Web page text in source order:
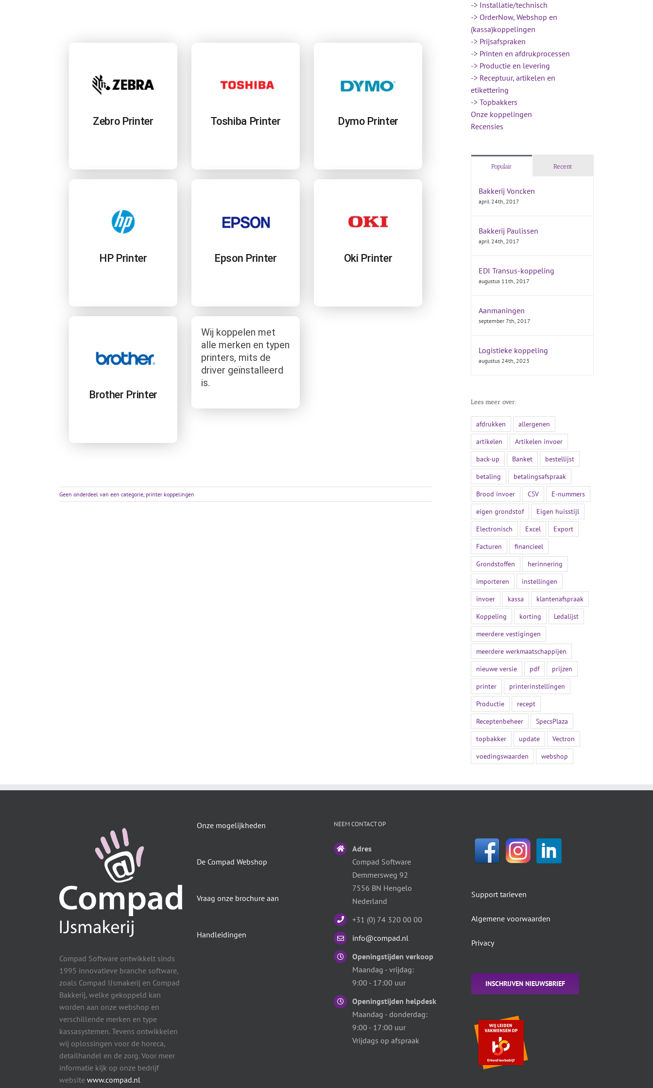
Zebro Printer Toshiba Printer Dymo Printer
HP Printer Epson Printer Oki Printer
Brother Printer
Wij koppelen met
alle merken en typen
printers, mits de
driver geïnstalleerd
is.
Geen onderdeel van een categorie, printer koppelingen
-> Installatie/technisch
-> OrderNow, Webshop en
(kassa)koppelingen
-> Prijsafspraken
-> Printen en afdrukprocessen
-> Productie en levering
-> Receptuur, artikelen en
etikettering
-> Topbakkers
Onze koppelingen
Recensies
Populair Recent
Bakkerij Voncken
april 24th, 2017
Bakkerij Paulissen
april 24th, 2017
EDI Transus-koppeling
augustus 11th, 2017
Aanmaningen
september 7th, 2017
Logistieke koppeling
augustus 24th, 2023
Lees meer over:
afdrukken
allergenen
artikelen
Artikelen invoer
back-up
Banket
bestellijst
betaling
betalingsafspraak
Brood invoer
CSV
E-nummers
eigen grondstof
Eigen huisstijl
Electronisch
Excel
Export
Facturen
financieel
Grondstoffen
herinnering
importeren
instellingen
invoer
kassa
klantenafspraak
Koppeling
korting
Ledalijst
meerdere vestigingen
meerdere werkmaatschappijen
nieuwe versie
pdf
prijzen
printer
printerinstellingen
Productie
recept
Receptenbeheer
SpecsPlaza
topbakker
update
Vectron
voedingswaarden
webshop
Compad Software ontwikkelt sinds
1995 innovatieve branche software,
zoals Compad IJsmakerij en Compad
Bakkerij, welke gekoppeld kan
worden aan onze webshop en
verschillende merken en type
kassasystemen. Tevens ontwikkelen
wij oplossingen voor de horeca,
detailhandel en de zorg. Voor meer
informatie kijk op onze bedrijf
website www.compad.nl
Onze mogelijkheden
De Compad Webshop
Vraag onze brochure aan
Handleidingen
NEEM CONTACT OP
Adres
Compad Software
Demmersweg 92
7556 BN Hengelo
Nederland
+31 (0) 74 320 00 00
info@compad.nl
Openingstijden verkoop
Maandag - vrijdag:
9:00 - 17:00 uur
Openingstijden helpdesk
Maandag - donderdag:
9:00 - 17:00 uur
Vrijdags op afspraak
Support tarieven
Algemene voorwaarden
Privacy
INSCHRIJVEN NIEUWSBRIEF